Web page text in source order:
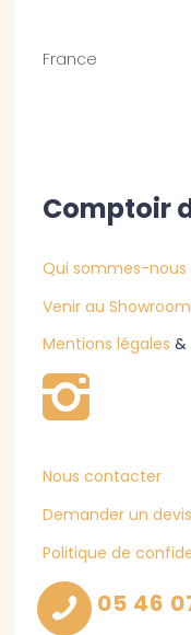
France
Comptoir
Qui sommes-nous
Venir au Showroom
Mentions légales &
Nous contacter
Demander un devis
Politique de
05 46